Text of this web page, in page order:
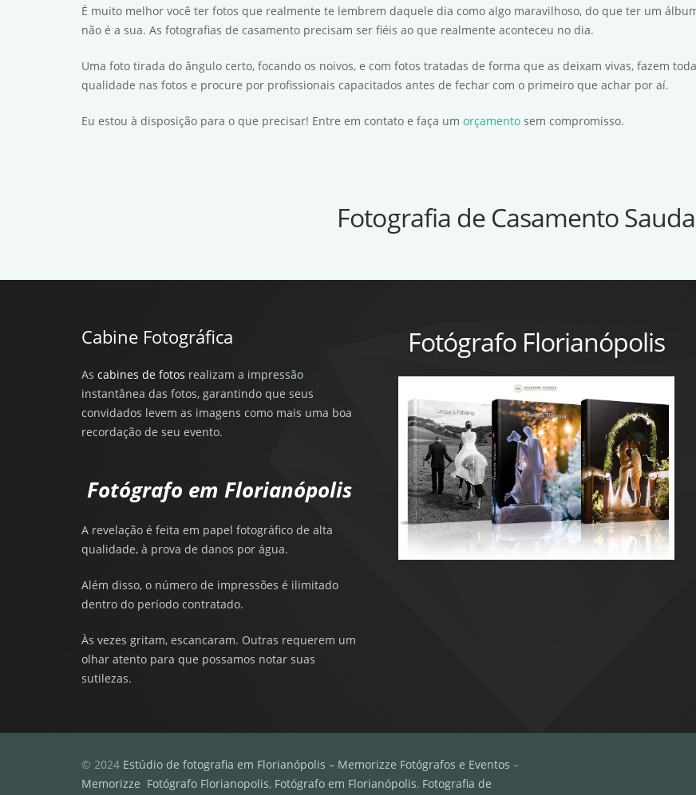
É muito melhor você ter fotos que realmente te lembrem daquele dia como algo maravilhoso, do que ter um
não é a sua. As fotografias de casamento precisam ser fiéis ao que realmente aconteceu no dia.
Uma foto tirada do ângulo certo, focando os noivos, e com fotos tratadas de forma que as deixam vivas, fazem
qualidade nas fotos e procure por profissionais capacitados antes de fechar com o primeiro que achar por aí.
Eu estou à disposição para o que precisar! Entre em contato e faça um orçamento sem compromisso.
Fotografia de Casamento
Cabine Fotográfica
As cabines de fotos realizam a impressão
instantânea das fotos, garantindo que seus
convidados levem as imagens como mais uma boa
recordação de seu evento.
Fotógrafo em Florianópolis
A revelação é feita em papel fotográfico de alta
qualidade, à prova de danos por água.
Além disso, o número de impressões é ilimitado
dentro do período contratado.
Às vezes gritam, escancaram. Outras requerem um
olhar atento para que possamos notar suas
sutilezas.
Fotógrafo Florianópolis
© 2024 Estúdio de fotografia em Florianópolis – Memorizze Fotógrafos e Eventos –
Memorizze Fotógrafo Florianopolis, Fotógrafo em Florianópolis, Fotografia de